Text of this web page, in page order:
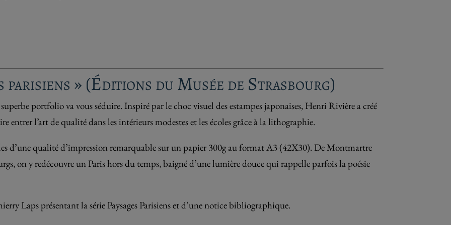
parisiens » (Éditions du Musée de Strasbourg)
portfolio va vous séduire. Inspiré par le choc visuel des estampes japonaises, Henri Rivière a créé
entrer l’art de qualité dans les intérieurs modestes et les écoles grâce à la lithographie.
d’une qualité d’impression remarquable sur un papier 300g au format A3 (42X30). De Montmartre
on y redécouvre un Paris hors du temps, baigné d’une lumière douce qui rappelle parfois la poésie
Laps présentant la série Paysages Parisiens et d’une notice bibliographique.